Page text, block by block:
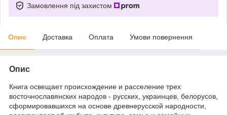
Замовлення під захистом
Опис Доставка Оплата Умови повернення
Опис
Книга освещает происхождение и расселение трех
восточнославянских народов - русских, украинцев, белорусов,
сформировавшихся на основе древнерусской народности,